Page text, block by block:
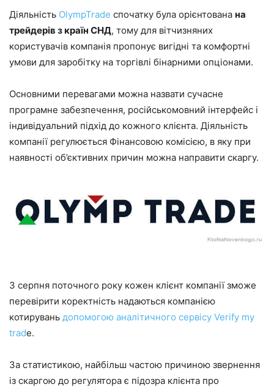
Діяльність OlympTrade спочатку була орієнтована на
трейдерів з країн СНД, тому для вітчизняних
користувачів компанія пропонує вигідні та комфортні
умови для заробітку на торгівлі бінарними опціонами.
Основними перевагами можна назвати сучасне
програмне забезпечення, російськомовний інтерфейс і
індивідуальний підхід до кожного клієнта. Діяльність
компанії регулюється Фінансовою комісією, в яку при
наявності об’єктивних причин можна направити скаргу.
З серпня поточного року кожен клієнт компанії зможе
перевірити коректність надаються компанією
котирувань допомогою аналітичного сервісу Verify my
trade.
За статистикою, найбільш частою причиною звернення
із скаргою до регулятора є підозра клієнта про